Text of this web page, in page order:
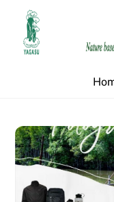
content